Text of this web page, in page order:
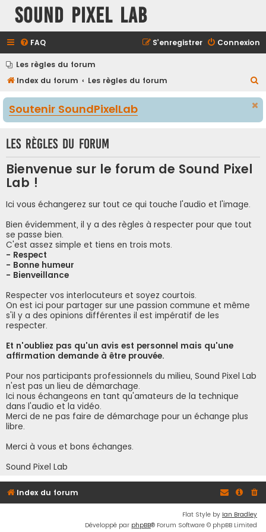
Sound Pixel Lab
FAQ Connexion
S’enregistrer
Les règles du forum
Index du forum
Les règles du forum
e
r
Soutenir SoundPixelLab
Les règles du forum
Bienvenue sur le forum de Sound Pixel
Lab !
Ici vous échangerez sur tout ce qui touche l'audio et l'image.
Bien évidemment, il y a des règles à respecter pour que tout
se passe bien.
C'est assez simple et tiens en trois mots.
- Respect
- Bonne humeur
- Bienveillance
Respecter vos interlocuteurs et soyez courtois.
On est ici pour partager sur une passion commune et même
s'il y a des opinions différentes il est impératif de les
respecter.
Et n'oubliez pas qu'un avis est personnel mais qu'une
affirmation demande à être prouvée.
Pour nos participants professionnels du milieu, Sound Pixel Lab
n'est pas un lieu de démarchage.
Ici nous échangeons en tant qu'amateurs de la technique
dans l'audio et la vidéo.
Merci de ne pas faire de démarchage pour un échange plus
libre.
Merci à vous et bons échanges.
Sound Pixel Lab
Index du forum
Flat Style by Ian Bradley
Développé par phpBB® Forum Software © phpBB Limited